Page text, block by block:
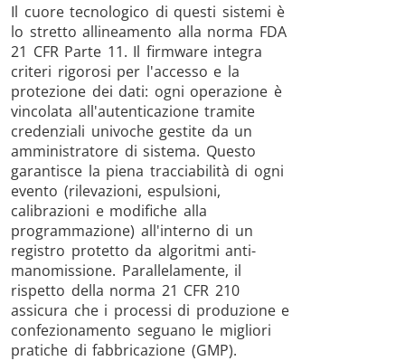
Il cuore tecnologico di questi sistemi è
lo stretto allineamento alla norma FDA
21 CFR Parte 11. Il firmware integra
criteri rigorosi per l'accesso e la
protezione dei dati: ogni operazione è
vincolata all'autenticazione tramite
credenziali univoche gestite da un
amministratore di sistema. Questo
garantisce la piena tracciabilità di ogni
evento (rilevazioni, espulsioni,
calibrazioni e modifiche alla
programmazione) all'interno di un
registro protetto da algoritmi anti-
manomissione. Parallelamente, il
rispetto della norma 21 CFR 210
assicura che i processi di produzione e
confezionamento seguano le migliori
pratiche di fabbricazione (GMP).